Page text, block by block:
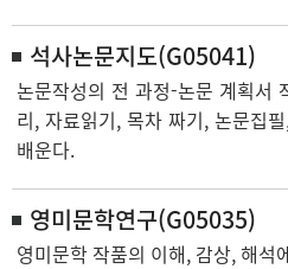
석사논문지도(G05041)
논문작성의 전 과정-논문 계획서
리, 자료읽기, 목차 짜기, 논문집
배운다.
영미문학연구(G05035)
영미문학 작품의 이해, 감상, 해석